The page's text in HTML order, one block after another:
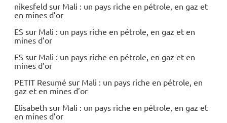
nikesfeld sur Mali : un pays riche en pétrole, en gaz et
en mines d’or
ES sur Mali : un pays riche en pétrole, en gaz et en
mines d’or
ES sur Mali : un pays riche en pétrole, en gaz et en
mines d’or
PETIT Resumé sur Mali : un pays riche en pétrole, en
gaz et en mines d’or
Elisabeth sur Mali : un pays riche en pétrole, en gaz et
en mines d’or